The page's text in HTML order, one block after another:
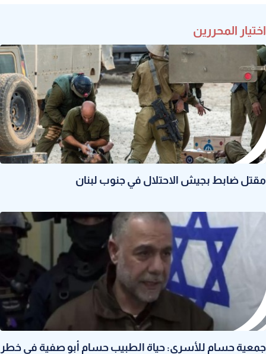
اختيار المحررين
مقتل ضابط بجيش الاحتلال في جنوب لبنان
جمعية حسام للأسرى: حياة الطبيب حسام أبو صفية في خطر